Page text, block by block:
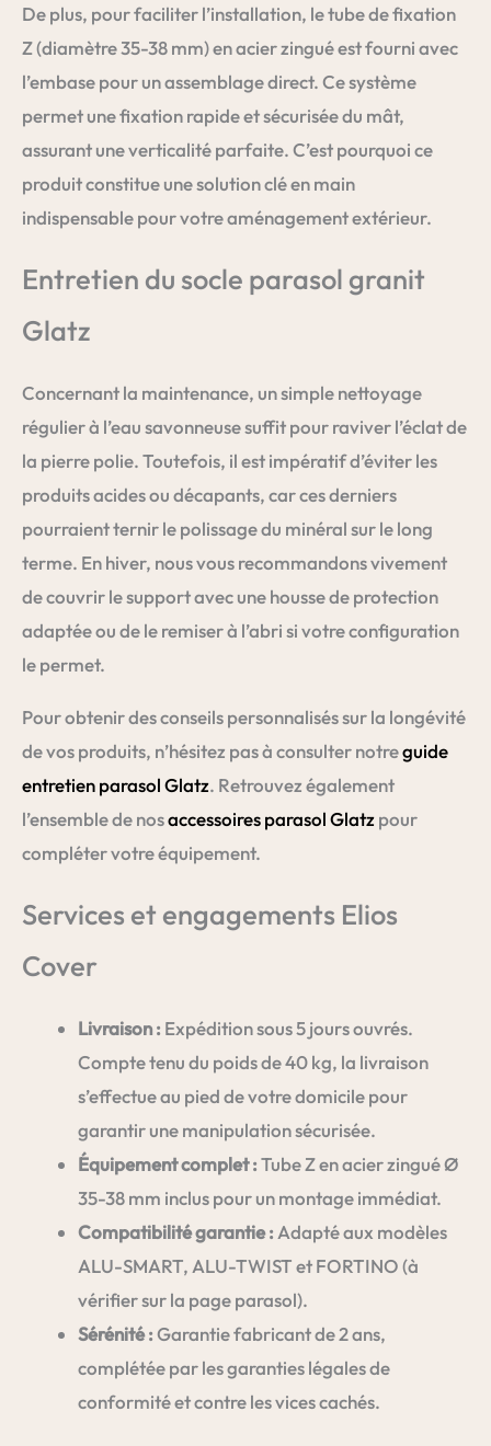
De plus, pour faciliter l’installation, le tube de fixation
Z (diamètre 35-38 mm) en acier zingué est fourni avec
l’embase pour un assemblage direct. Ce système
permet une fixation rapide et sécurisée du mât,
assurant une verticalité parfaite. C’est pourquoi ce
produit constitue une solution clé en main
indispensable pour votre aménagement extérieur.
Entretien du socle parasol granit
Glatz
Concernant la maintenance, un simple nettoyage
régulier à l’eau savonneuse suffit pour raviver l’éclat de
la pierre polie. Toutefois, il est impératif d’éviter les
produits acides ou décapants, car ces derniers
pourraient ternir le polissage du minéral sur le long
terme. En hiver, nous vous recommandons vivement
de couvrir le support avec une housse de protection
adaptée ou de le remiser à l’abri si votre configuration
le permet.
Pour obtenir des conseils personnalisés sur la longévité
de vos produits, n’hésitez pas à consulter notreguide
entretien parasol Glatz. Retrouvez également
l’ensemble de nosaccessoires parasol Glatzpour
compléter votre équipement.
Services et engagements Elios
Cover
Livraison : Expédition sous 5 jours ouvrés.
Compte tenu du poids de 40 kg, la livraison
s’effectue au pied de votre domicile pour
garantir une manipulation sécurisée.
Équipement complet :Tube Z en acier zingué Ø
35-38 mm inclus pour un montage immédiat.
Compatibilité garantie : Adapté aux modèles
ALU-SMART, ALU-TWIST et FORTINO (à
vérifier sur la page parasol).
Sérénité :Garantie fabricant de 2 ans,
complétée par les garanties légales de
conformité et contre les vices cachés.